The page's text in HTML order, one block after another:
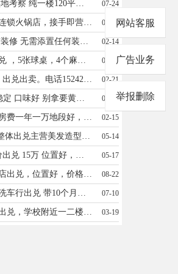
西门早餐店出兑 可实地考察 纯一楼120平米 电话13114659018 07-24
低价出兑营业中品牌连锁火锅店，接手即营业，不添一分钱，价格嘎嘎便宜，有意者面谈，电话：18945538543 03-22
营业中服装店出兑 带装修 无需添置任何装饰 接手即盈利 因为个人原因 现无力经营 位置正大街三百附近 非诚勿扰13555328698 02-14
营业中台球俱乐部出兑 ，5张球桌，4个麻将房，一应设施齐全，联系电话13166552277微信同号。 07-21
营业中宾馆，600平，出兑出卖。电话15242609321 02-21
家里变故 转让 顾客稳定 口味好 别拿要黄的比 给宇涵这边 最好小两口 不想出去打工的 一年能挣十多万块钱 明盘15万 ，18945558936非诚勿扰近期成交 可谈！ 02-16
美甲美睫一万出兑，房费一年一万地段好，屋子宽敞，13224555513 02-15
?南三道街U·美造型 整体出兑主营美发造型专业纹绣临街旺铺位置显眼人流量大店内装修完好设备齐全稳定老客源接手即可营业盈利无需额外投入电话13845505131 因个人原因忍痛出 05-14
一二楼400平超市低价出兑 15万 ​位置好，客源稳​☎18545331997闲聊的绕 05-17
正大街三百路口炸鸡店出兑，位置好，价格合理，电话15245110811 08-22
营业中出兑三百南六洗车行出兑 带10个月房租 水免费 电便宜 设备全带着接手就能挣钱 17614552207 07-10
现有营业中超市低价出兑，学校附近一二楼，有烟证，有稳定客源，流动性也特别大，联系电话：15774551836 03-19
网站客服
广告业务
举报删除